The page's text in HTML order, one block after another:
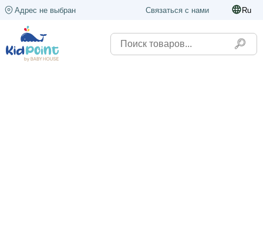
Адрес не выбран Связаться с нами Ru